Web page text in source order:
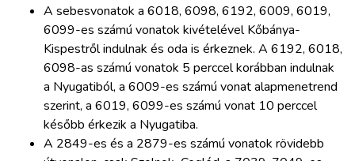
A sebesvonatok a 6018, 6098, 6192, 6009, 6019,
6099-es számú vonatok kivételével Kőbánya-
Kispestről indulnak és oda is érkeznek. A 6192, 6018,
6098-as számú vonatok 5 perccel korábban indulnak
a Nyugatiból, a 6009-es számú vonat alapmenetrend
szerint, a 6019, 6099-es számú vonat 10 perccel
később érkezik a Nyugatiba.
A 2849-es és a 2879-es számú vonatok rövidebb